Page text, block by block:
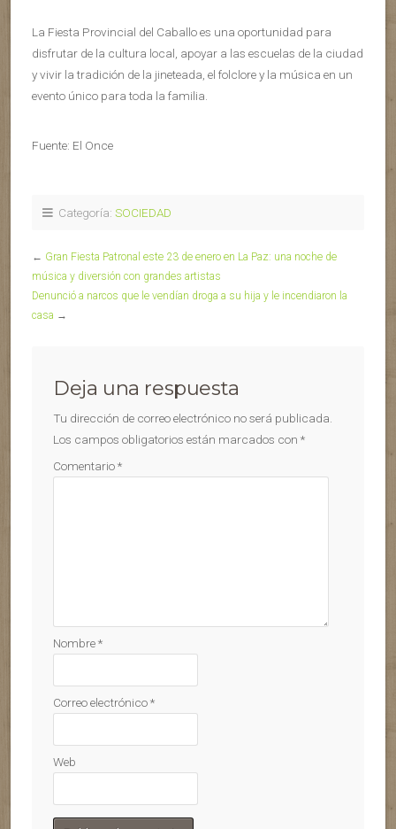
La Fiesta Provincial del Caballo es una oportunidad para
disfrutar de la cultura local, apoyar a las escuelas de la ciudad
y vivir la tradición de la jineteada, el folclore y la música en un
evento único para toda la familia.
Fuente: El Once
Categoría: SOCIEDAD
← Gran Fiesta Patronal este 23 de enero en La Paz: una noche de
música y diversión con grandes artistas
Denunció a narcos que le vendían droga a su hija y le incendiaron la
casa →
Deja una respuesta
Tu dirección de correo electrónico no será publicada.
Los campos obligatorios están marcados con *
Comentario*
Nombre*
Correo electrónico*
Web